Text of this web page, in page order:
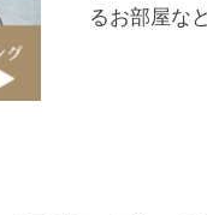
るお部屋な